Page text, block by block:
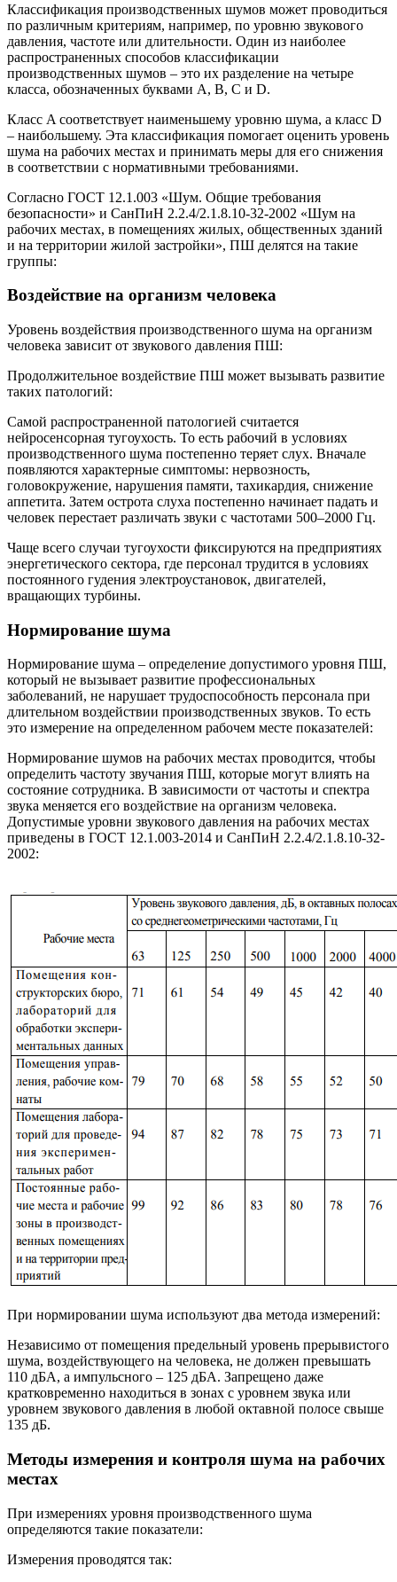
Классификация производственных шумов может проводиться
по различным критериям, например, по уровню звукового
давления, частоте или длительности. Один из наиболее
распространенных способов классификации
производственных шумов – это их разделение на четыре
класса, обозначенных буквами А, В, С и D.
Класс A соответствует наименьшему уровню шума, а класс D
– наибольшему. Эта классификация помогает оценить уровень
шума на рабочих местах и принимать меры для его снижения
в соответствии с нормативными требованиями.
Согласно ГОСТ 12.1.003 «Шум. Общие требования
безопасности» и СанПиН 2.2.4/2.1.8.10-32-2002 «Шум на
рабочих местах, в помещениях жилых, общественных зданий
и на территории жилой застройки», ПШ делятся на такие
группы:
Воздействие на организм человека
Уровень воздействия производственного шума на организм
человека зависит от звукового давления ПШ:
Продолжительное воздействие ПШ может вызывать развитие
таких патологий:
Самой распространенной патологией считается
нейросенсорная тугоухость. То есть рабочий в условиях
производственного шума постепенно теряет слух. Вначале
появляются характерные симптомы: нервозность,
головокружение, нарушения памяти, тахикардия, снижение
аппетита. Затем острота слуха постепенно начинает падать и
человек перестает различать звуки с частотами 500–2000 Гц.
Чаще всего случаи тугоухости фиксируются на предприятиях
энергетического сектора, где персонал трудится в условиях
постоянного гудения электроустановок, двигателей,
вращающих турбины.
Нормирование шума
Нормирование шума – определение допустимого уровня ПШ,
который не вызывает развитие профессиональных
заболеваний, не нарушает трудоспособность персонала при
длительном воздействии производственных звуков. То есть
это измерение на определенном рабочем месте показателей:
Нормирование шумов на рабочих местах проводится, чтобы
определить частоту звучания ПШ, которые могут влиять на
состояние сотрудника. В зависимости от частоты и спектра
звука меняется его воздействие на организм человека.
Допустимые уровни звукового давления на рабочих местах
приведены в ГОСТ 12.1.003-2014 и СанПиН 2.2.4/2.1.8.10-32-
2002:
При нормировании шума используют два метода измерений:
Независимо от помещения предельный уровень прерывистого
шума, воздействующего на человека, не должен превышать
110 дБА, а импульсного – 125 дБА. Запрещено даже
кратковременно находиться в зонах с уровнем звука или
уровнем звукового давления в любой октавной полосе свыше
135 дБ.
Методы измерения и контроля шума на рабочих
местах
При измерениях уровня производственного шума
определяются такие показатели:
Измерения проводятся так: